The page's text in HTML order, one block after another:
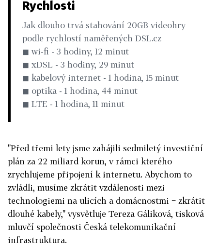
Rychlosti
Jak dlouho trvá stahování 20GB videohry
podle rychlostí naměřených DSL.cz
◼ wi-fi - 3 hodiny, 12 minut
◼ xDSL - 3 hodiny, 29 minut
◼ kabelový internet - 1 hodina, 15 minut
◼ optika - 1 hodina, 44 minut
◼ LTE - 1 hodina, 11 minut
"Před třemi lety jsme zahájili sedmiletý investiční
plán za 22 miliard korun, v rámci kterého
zrychlujeme připojení k internetu. Abychom to
zvládli, musíme zkrátit vzdálenosti mezi
technologiemi na ulicích a domácnostmi − zkrátit
dlouhé kabely," vysvětluje Tereza Gáliková, tisková
mluvčí společnosti Česká telekomunikační
infrastruktura.